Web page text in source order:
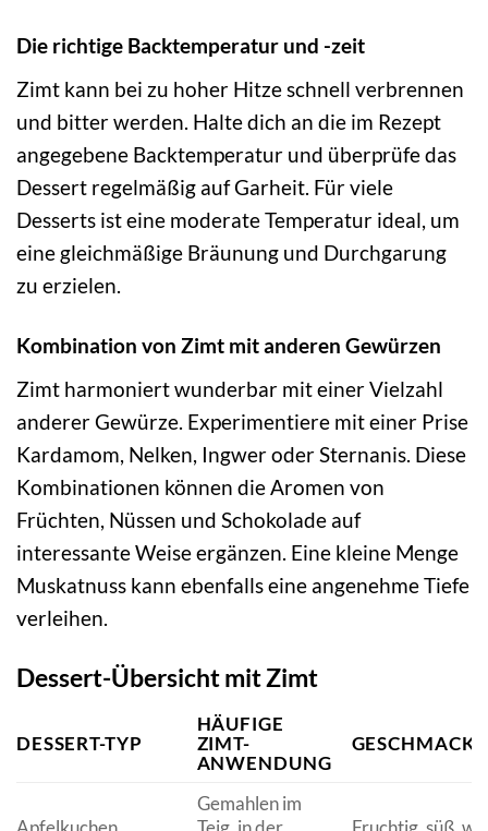
Die richtige Backtemperatur und -zeit
Zimt kann bei zu hoher Hitze schnell verbrennen
und bitter werden. Halte dich an die im Rezept
angegebene Backtemperatur und überprüfe das
Dessert regelmäßig auf Garheit. Für viele
Desserts ist eine moderate Temperatur ideal, um
eine gleichmäßige Bräunung und Durchgarung
zu erzielen.
Kombination von Zimt mit anderen Gewürzen
Zimt harmoniert wunderbar mit einer Vielzahl
anderer Gewürze. Experimentiere mit einer Prise
Kardamom, Nelken, Ingwer oder Sternanis. Diese
Kombinationen können die Aromen von
Früchten, Nüssen und Schokolade auf
interessante Weise ergänzen. Eine kleine Menge
Muskatnuss kann ebenfalls eine angenehme Tiefe
verleihen.
Dessert-Übersicht mit Zimt
DESSERT-TYP
HÄUFIGE
ZIMT-
ANWENDUNG
Gemahlen im